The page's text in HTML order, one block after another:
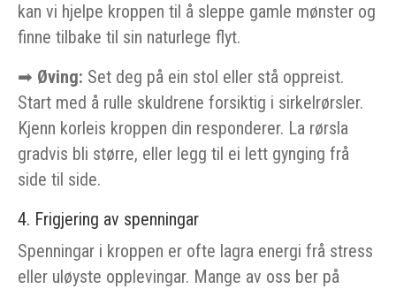
kan vi hjelpe kroppen til å sleppe gamle mønster og
finne tilbake til sin naturlege flyt.
➡ Øving: Set deg på ein stol eller stå oppreist.
Start med å rulle skuldrene forsiktig i sirkelrørsler.
Kjenn korleis kroppen din responderer. La rørsla
gradvis bli større, eller legg til ei lett gynging frå
side til side.
4. Frigjering av spenningar
Spenningar i kroppen er ofte lagra energi frå stress
eller uløyste opplevingar. Mange av oss ber på